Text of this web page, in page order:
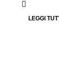
LEGGI